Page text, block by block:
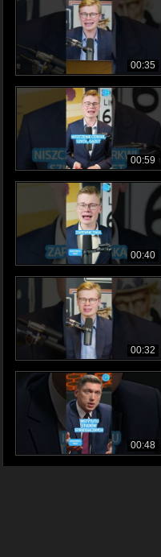
00:35
00:59
00:40
00:32
00:48